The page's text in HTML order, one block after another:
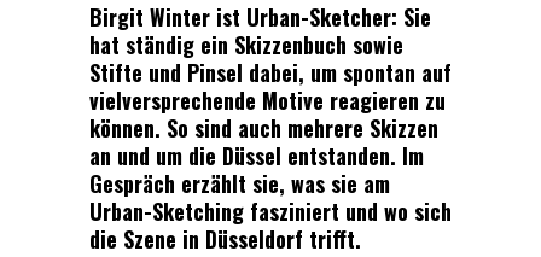
Birgit Winter ist Urban-Sketcher: Sie
hat ständig ein Skizzenbuch sowie
Stifte und Pinsel dabei, um spontan auf
vielversprechende Motive reagieren zu
können. So sind auch mehrere Skizzen
an und um die Düssel entstanden. Im
Gespräch erzählt sie, was sie am
Urban-Sketching fasziniert und wo sich
die Szene in Düsseldorf trifft.